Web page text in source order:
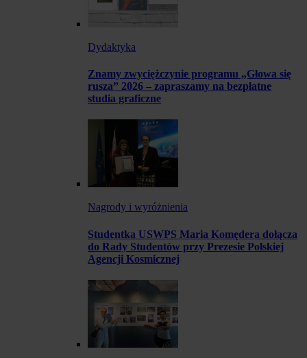
Dydaktyka
Znamy zwyciężczynie programu „Głowa się
rusza” 2026 – zapraszamy na bezpłatne
studia graficzne
Nagrody i wyróżnienia
Studentka USWPS Maria Komędera dołącza
do Rady Studentów przy Prezesie Polskiej
Agencji Kosmicznej